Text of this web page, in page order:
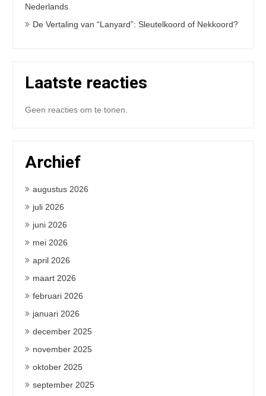
Nederlands
De Vertaling van “Lanyard”: Sleutelkoord of Nekkoord?
Laatste reacties
Geen reacties om te tonen.
Archief
augustus 2026
juli 2026
juni 2026
mei 2026
april 2026
maart 2026
februari 2026
januari 2026
december 2025
november 2025
oktober 2025
september 2025